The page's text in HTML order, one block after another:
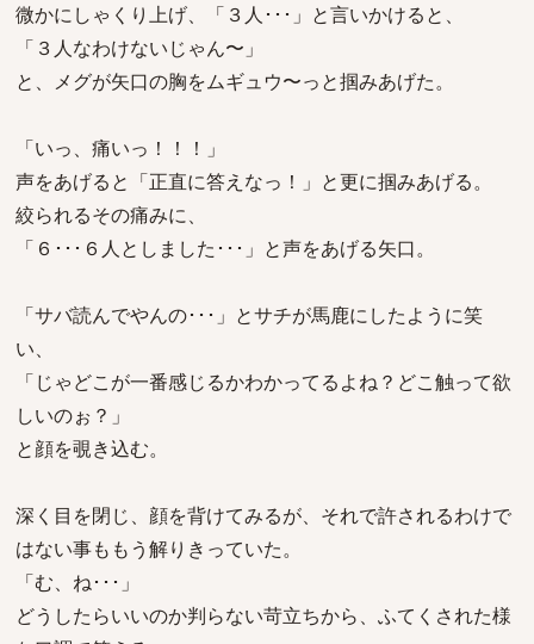
微かにしゃくり上げ、「３人･･･」と言いかけると、
「３人なわけないじゃん〜」
と、メグが矢口の胸をムギュウ〜っと掴みあげた。
「いっ、痛いっ！！！」
声をあげると「正直に答えなっ！」と更に掴みあげる。
絞られるその痛みに、
「６･･･６人としました･･･」と声をあげる矢口。
「サバ読んでやんの･･･」とサチが馬鹿にしたように笑
い、
「じゃどこが一番感じるかわかってるよね？どこ触って欲
しいのぉ？」
と顔を覗き込む。
深く目を閉じ、顔を背けてみるが、それで許されるわけで
はない事ももう解りきっていた。
「む、ね･･･」
どうしたらいいのか判らない苛立ちから、ふてくされた様